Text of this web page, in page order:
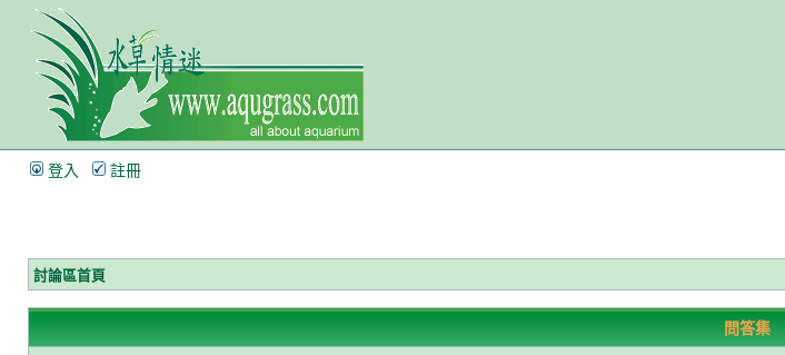
登入 註冊
討論區首頁
問答集